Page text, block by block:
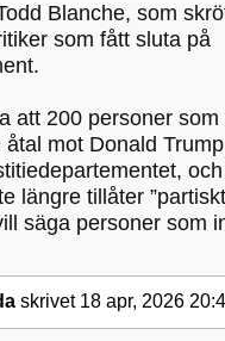
Blanche, som
som fått sluta på
att 200 personer som
åtal mot Donald
längre tillåter ”partiskt
säga personer som
skrivet 18 apr, 2026